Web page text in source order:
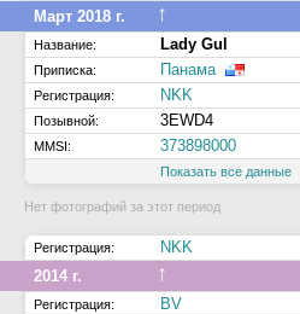
Март 2018 г.
↑
Название: Lady Gul
Приписка: Панама
Регистрация: NKK
Позывной: 3EWD4
MMSI: 373898000
Показать все данные
Нет фотографий за этот период
Регистрация:
NKK
2014 г.
↑
Регистрация: BV